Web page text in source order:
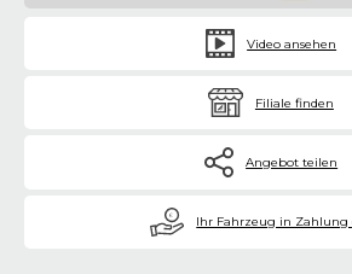
Video ansehen
Filiale finden
Angebot teilen
€ Ihr Fahrzeug in Zahlung